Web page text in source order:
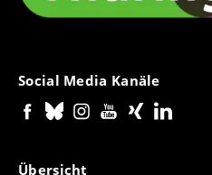
Social Media Kanäle
Übersicht